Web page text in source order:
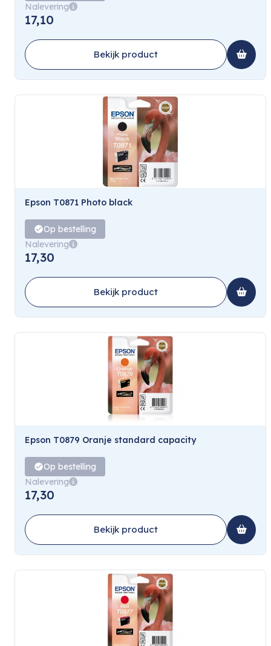
Nalevering
17,10
Bekijk product
Epson T0871 Photo black
Op bestelling
Nalevering
17,30
Bekijk product
Epson T0879 Oranje standard capacity
Op bestelling
Nalevering
17,30
Bekijk product